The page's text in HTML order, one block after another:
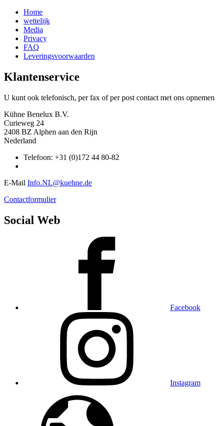
Home
wettelijk
Media
Privacy
FAQ
Leveringsvoorwaarden
Klantenservice
U kunt ook telefonisch, per fax of per post contact met ons opnemen
Kühne Benelux B.V.
Curieweg 24
2408 BZ Alphen aan den Rijn
Nederland
Telefoon: +31 (0)172 44 80-82
E-Mail Info.NL@kuehne.de
Contactformulier
Social Web
Facebook
Instagram